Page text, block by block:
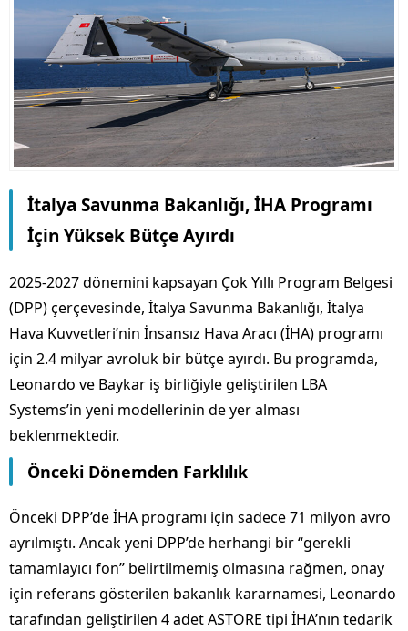
İtalya Savunma Bakanlığı, İHA Programı
İçin Yüksek Bütçe Ayırdı
2025-2027 dönemini kapsayan Çok Yıllı Program Belgesi
(DPP) çerçevesinde, İtalya Savunma Bakanlığı, İtalya
Hava Kuvvetleri’nin İnsansız Hava Aracı (İHA) programı
için 2.4 milyar avroluk bir bütçe ayırdı. Bu programda,
Leonardo ve Baykar iş birliğiyle geliştirilen LBA
Systems’in yeni modellerinin de yer alması
beklenmektedir.
Önceki Dönemden Farklılık
Önceki DPP’de İHA programı için sadece 71 milyon avro
ayrılmıştı. Ancak yeni DPP’de herhangi bir “gerekli
tamamlayıcı fon” belirtilmemiş olmasına rağmen, onay
için referans gösterilen bakanlık kararnamesi, Leonardo
tarafından geliştirilen 4 adet ASTORE tipi İHA’nın tedarik